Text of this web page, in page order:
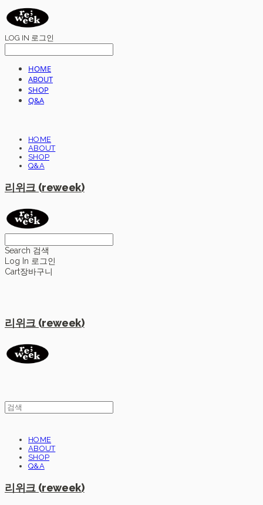
LOG IN 로그인
HOME
ABOUT
SHOP
Q&A
HOME
ABOUT
SHOP
Q&A
리위크 (reweek)
Search 검색
Log In 로그인
Cart장바구니
리위크 (reweek)
HOME
ABOUT
SHOP
Q&A
리위크 (reweek)